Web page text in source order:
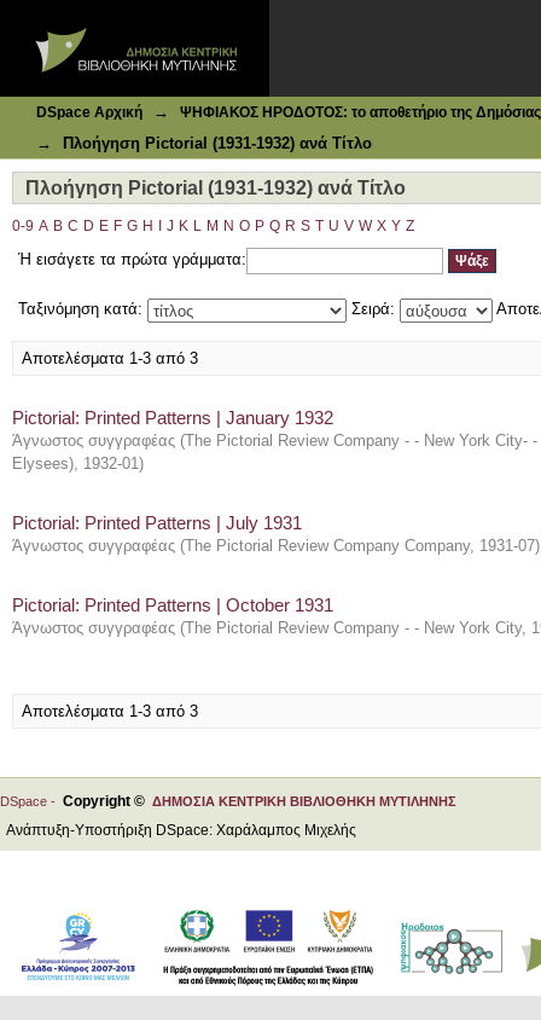
DSpace Αρχική → ΨΗΦΙΑΚΟΣ ΗΡΟΔΟΤΟΣ: το αποθετήριο της Δημόσιας
→ Πλοήγηση Pictorial (1931-1932) ανά Τίτλο
Πλοήγηση Pictorial (1931-1932) ανά Τίτλο
0-9 A B C D E F G H J K L M N O P Q R S T U V W X Y Z
Ή εισάγετε τα πρώτα γράμματα:
Ταξινόμηση κατά: Σειρά:
Αποτελέσματα 1-3 από 3
Pictorial: Printed Patterns | January 1932
Άγνωστος συγγραφέας (The Pictorial Review Company - - New York City-
Elysees), 1932-01)
Pictorial: Printed Patterns | July 1931
Άγνωστος συγγραφέας (The Pictorial Review Company Company, 1931-07)
Pictorial: Printed Patterns | October 1931
Άγνωστος συγγραφέας (The Pictorial Review Company - - New York City,
Αποτελέσματα 1-3 από 3
DSpace - Copyright © ΔΗΜΟΣΙΑ ΚΕΝΤΡΙΚΗ ΒΙΒΛΙΟΘΗΚΗ ΜΥΤΙΛΗΝΗΣ
Ανάπτυξη-Υποστήριξη DSpace: Χαράλαμπος Μιχελής